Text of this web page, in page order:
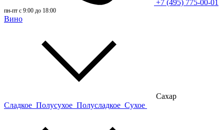
+7 (495) 775-00-01
пн-пт с 9:00 до 18:00
Вино
Сахар
Сладкое Полусухое Полусладкое Сухое